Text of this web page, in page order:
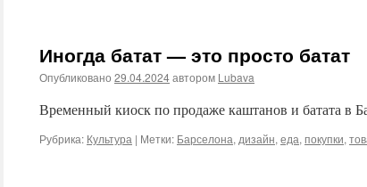
Иногда батат — это просто батат
Опубликовано 29.04.2024автором Lubava
Временный киоск по продаже каштанов и батата в
Рубрика: Культура | Метки: Барселона, дизайн, еда, покупки,